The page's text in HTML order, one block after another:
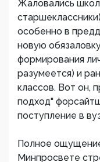
Жаловались
особенно в
новую
формирования
разумеется) и
классов. Вот он,
подход"
поступление в
Полное
Минпросвете